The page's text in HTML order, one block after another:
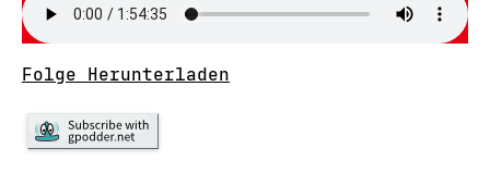
Folge Herunterladen